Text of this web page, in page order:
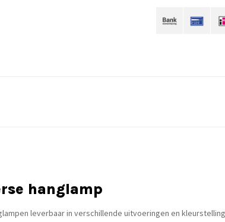
hanglamp
leverbaar in verschillende uitvoeringen en